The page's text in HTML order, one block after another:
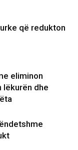
që redukton
eliminon
lëkurën dhe